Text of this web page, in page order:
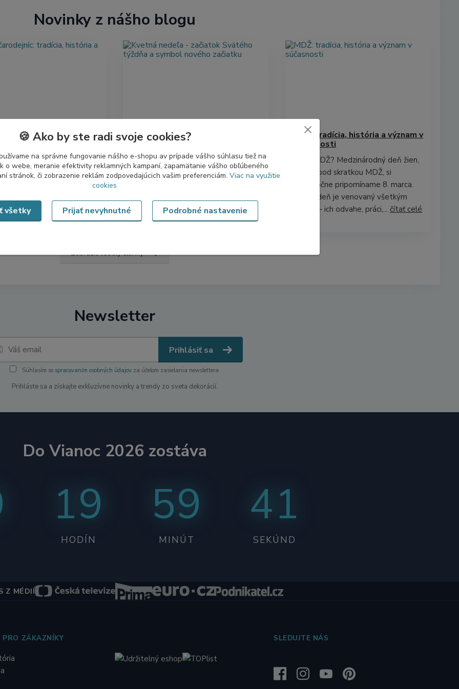
Novinky z nášho blogu
čarodejníc: tradícia,
a súčasnosť
známe aj ako
noc, pripadá na noc z
čítať celé
Kvetná nedeľa - začiatok
Svätého týždňa a symbol nového
začiatku
Kvetná nedeľa má zvláštnu
atmosféru. Nie je hlučná ani okázalá,
slávnostné. Je to deň, keď sa otvára
Svätý týždeň. D...čítať celé
MDŽ: tradícia, história a význam v
súčasnosti
Čo je MDŽ? Medzinárodný deň žien,
známy pod skratkou MDŽ, si
každoročne pripomíname 8. marca.
Tento deň je venovaný všetkým
ženám – ich odvahe, práci,...čítať celé
Zobraziť všetky články
Newsletter
Prihlásiť sa
Súhlasím so spracovaním osobných údajovza účelom zasielania newslettera.
Prihláste sa a získajte exkluzívne novinky a trendy zo sveta dekorácií.
Do Vianoc 2026 zostáva
19
HODÍN
59
MINÚT
40
SEKÚND
Z MÉDIÍ
PRO ZÁKAZNÍKY SLEDUJTE NÁS
🍪 Ako by ste radi svoje cookies?
na správne fungovanie nášho e-shopu av prípade vášho súhlasu tiež na
o webe, meranie efektivity reklamných kampaní, zapamätanie vášho obľúbeného
stránok, či zobrazenie reklám zodpovedajúcich vašim preferenciám. Viac na využitie
cookies
Prijať nevyhnutné Podrobné nastavenie
všetky